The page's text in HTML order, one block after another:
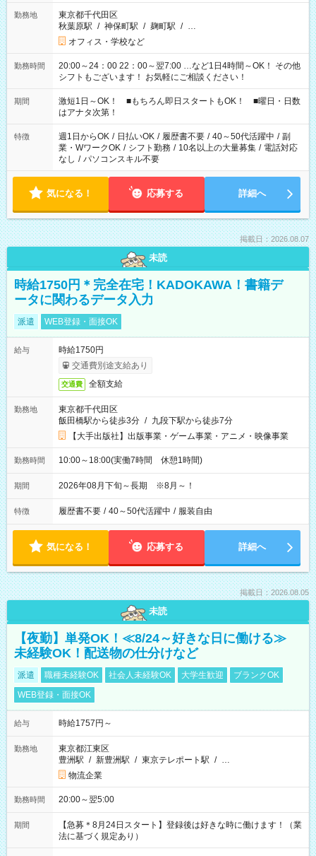
勤務地
東京都千代田区
秋葉原駅 / 神保町駅 / 麹町駅 / …
オフィス・学校など
勤務時間
20:00～24：00 22：00～翌7:00 …など1日4時間～OK！ その他
シフトもございます！ お気軽にご相談ください！
期間
激短1日～OK！ ■もちろん即日スタートもOK！ ■曜日・日数
はアナタ次第！
特徴 週1日からOK / 日払いOK / 履歴書不要 / 40～50代活躍中 / 副
業・WワークOK / シフト勤務 / 10名以上の大量募集 / 電話対応
なし / パソコンスキル不要
気になる！ 応募する 詳細へ
掲載日：2026.08.07
未読
時給1750円＊完全在宅！KADOKAWA！書籍デ
ータに関わるデータ入力
派遣 WEB登録・面接OK
給与
時給1750円
交通費別途支給あり
交通費 全額支給
勤務地
東京都千代田区
飯田橋駅から徒歩3分 / 九段下駅から徒歩7分
【大手出版社】出版事業・ゲーム事業・アニメ・映像事業
勤務時間 10:00～18:00(実働7時間 休憩1時間)
期間 2026年08月下旬～長期 ※8月～！
特徴 履歴書不要 / 40～50代活躍中 / 服装自由
気になる！ 応募する 詳細へ
掲載日：2026.08.05
未読
【夜勤】単発OK！≪8/24～好きな日に働ける≫
未経験OK！配送物の仕分けなど
派遣 職種未経験OK 社会人未経験OK 大学生歓迎
ブランクOK
WEB登録・面接OK
給与 時給1757円～
勤務地
東京都江東区
豊洲駅 / 新豊洲駅 / 東京テレポート駅 / …
物流企業
勤務時間 20:00～翌5:00
期間
【急募＊8月24日スタート】登録後は好きな時に働けます！（業
法に基づく規定あり）